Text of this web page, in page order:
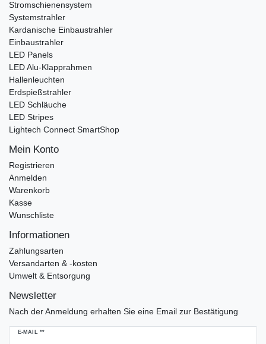
Stromschienensystem
Systemstrahler
Kardanische Einbaustrahler
Einbaustrahler
LED Panels
LED Alu-Klapprahmen
Hallenleuchten
Erdspießstrahler
LED Schläuche
LED Stripes
Lightech Connect SmartShop
Mein Konto
Registrieren
Anmelden
Warenkorb
Kasse
Wunschliste
Informationen
Zahlungsarten
Versandarten & -kosten
Umwelt & Entsorgung
Newsletter
Nach der Anmeldung erhalten Sie eine Email zur Bestätigung
E-MAIL **
Newsletter